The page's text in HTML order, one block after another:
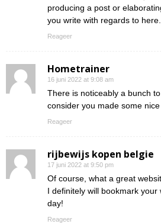
producing a post or
you write with regards to
Reageer
Hometrainer
16 juni 2022 at 9:08 am
There is noticeably a bunch
consider you made some
Reageer
rijbewijs kopen belgie
17 juni 2022 at 9:50 pm
Of course, what a great
I definitely will bookmark
day!
Reageer